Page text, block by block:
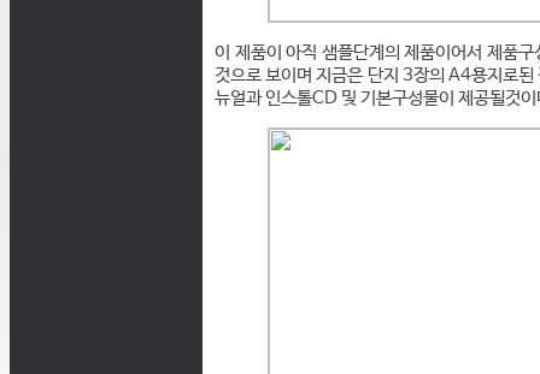
이 제품이 아직 샘플단계의 제품이어서 제품
것으로 보이며 지금은 단지 3장의 A4용지로
뉴얼과 인스톨CD 및 기본구성물이 제공될것